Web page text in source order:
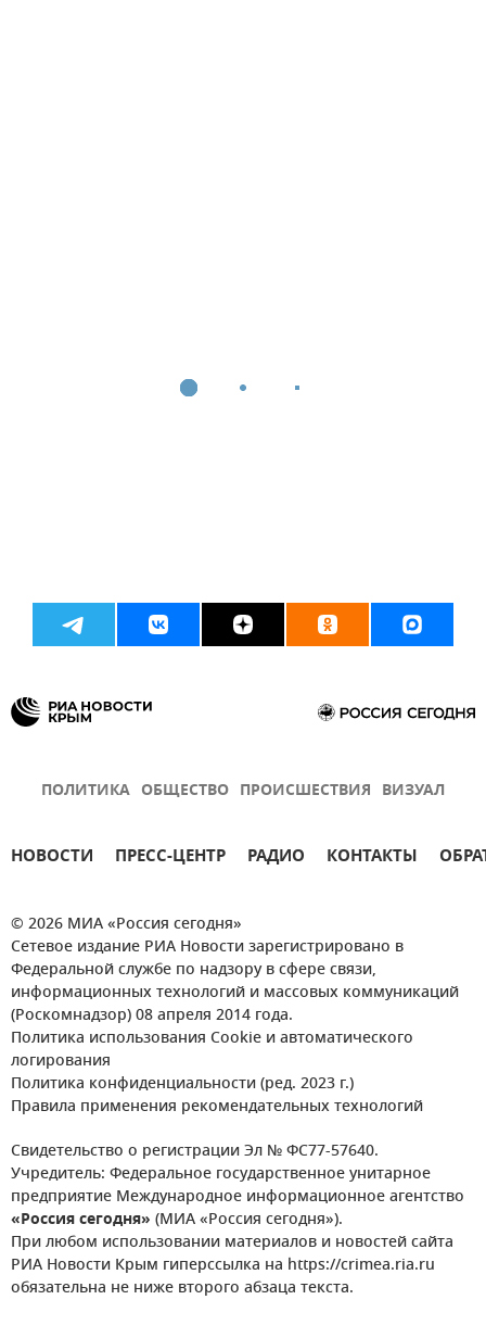
ПОЛИТИКА ОБЩЕСТВО ПРОИСШЕСТВИЯ ВИЗУАЛ
НОВОСТИ ПРЕСС-ЦЕНТР РАДИО КОНТАКТЫ
© 2026 МИА «Россия сегодня»
Сетевое издание РИА Новости зарегистрировано в
Федеральной службе по надзору в сфере связи,
информационных технологий и массовых коммуникаций
(Роскомнадзор) 08 апреля 2014 года.
Политика использования Cookie и автоматического
логирования
Политика конфиденциальности (ред. 2023 г.)
Правила применения рекомендательных технологий
Свидетельство о регистрации Эл № ФС77-57640.
Учредитель: Федеральное государственное унитарное
предприятие Международное информационное агентство
«Россия сегодня» (МИА «Россия сегодня»).
При любом использовании материалов и новостей сайта
РИА Новости Крым гиперссылка на https://crimea.ria.ru
обязательна не ниже второго абзаца текста.